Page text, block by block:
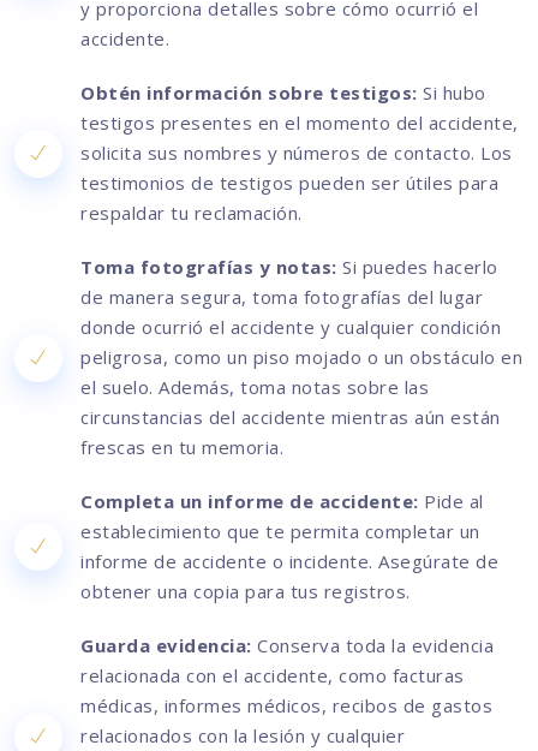
y proporciona detalles sobre cómo ocurrió el
accidente.
Obtén información sobre testigos: Si hubo
testigos presentes en el momento del accidente,
solicita sus nombres y números de contacto. Los
testimonios de testigos pueden ser útiles para
respaldar tu reclamación.
Toma fotografías y notas: Si puedes hacerlo
de manera segura, toma fotografías del lugar
donde ocurrió el accidente y cualquier condición
peligrosa, como un piso mojado o un obstáculo en
el suelo. Además, toma notas sobre las
circunstancias del accidente mientras aún están
frescas en tu memoria.
Completa un informe de accidente: Pide al
establecimiento que te permita completar un
informe de accidente o incidente. Asegúrate de
obtener una copia para tus registros.
Guarda evidencia: Conserva toda la evidencia
relacionada con el accidente, como facturas
médicas, informes médicos, recibos de gastos
relacionados con la lesión y cualquier